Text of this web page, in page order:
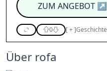
ZUM ANGEBOT↗
0 [+]Geschichte
Über rofa